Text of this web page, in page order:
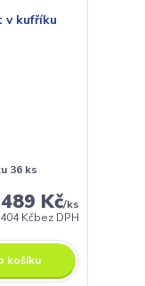
36 ks
489 Kč/ks
404 Kčbez DPH
košíku